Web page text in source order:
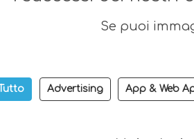
Se puoi
Tutto Advertising App & Web